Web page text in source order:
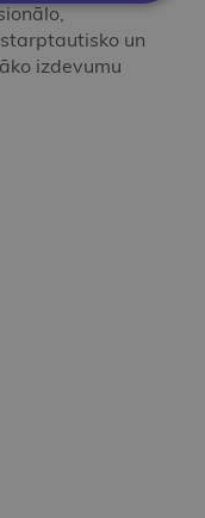
un
izdevumu